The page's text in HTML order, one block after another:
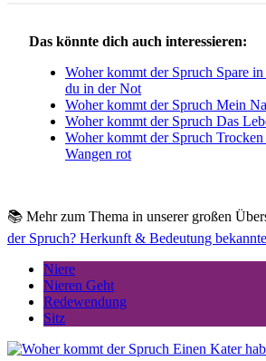
Das könnte dich auch interessieren:
Woher kommt der Spruch Spare
du in der Not
Woher kommt der Spruch Mein
Woher kommt der Spruch Das
Woher kommt der Spruch
Wangen rot
📚 Mehr zum Thema in unserer großen
der Spruch? Herkunft & Bedeutung
Niere
Nieren Geht
Redewendung
Sitz